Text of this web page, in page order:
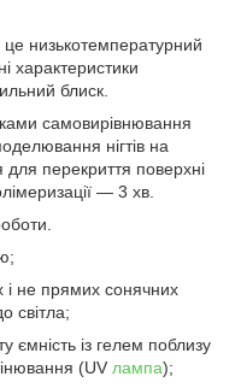
низькотемпературний
характеристики
блиск.
самовирівнювання
нігтів на
для перекриття поверхні
— 3 хв.
і не прямих сонячних
світла;
ємність із гелем поблизу
(UV лампа);